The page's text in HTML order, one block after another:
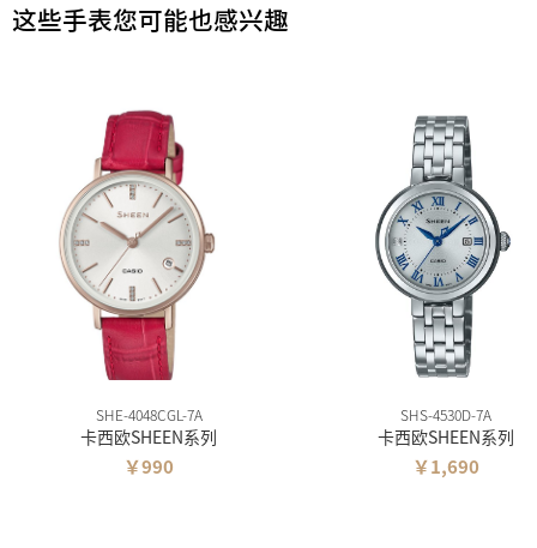
这些手表您可能也感兴趣
SHE-4048CGL-7A
卡西欧SHEEN系列
￥990
SHS-4530D-7A
卡西欧SHEEN系列
￥1,690